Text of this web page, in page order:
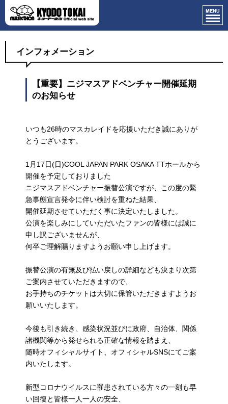
インフォメーション
【重要】ニジマスアドベンチャー開催延期
のお知らせ
いつも26時のマスカレイドを応援いただき誠にありが
とうございます。
1月17日(日)COOL JAPAN PARK OSAKA TTホールから
開催を予定しておりました
ニジマスアドベンチャー振替公演ですが、この度の緊
急事態宣言発令に伴い検討を重ねた結果、
開催延期させていただく事に決定いたしました。
公演を楽しみにしていただいたファンの皆様には誠に
申し訳ございませんが、
何卒ご理解賜りますようお願い申し上げます。
振替公演の有無及び払い戻しの詳細なども決まり次第
ご案内させていただきますので、
お手持ちのチケットは大切に保管いただきますようお
願いいたします。
今後も引き続き、感染状況並びに政府、自治体、関係
諸機関等から発せられる正確な情報を踏まえ、
随時オフィシャルサイト、オフィシャルSNSにてご案
内いたします。
新型コロナウイルスに罹患されている方々の一刻も早
い回復と皆様一人一人の安全、